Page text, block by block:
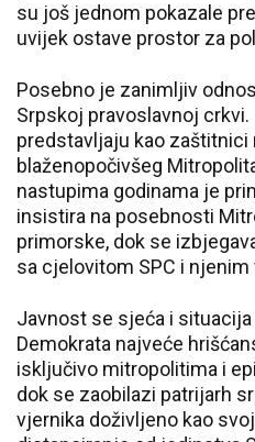
su još jednom pokazale
uvijek ostave prostor za
Posebno je zanimljiv
Srpskoj pravoslavnoj
predstavljaju kao zaštitnici
blaženopočivšeg
nastupima godinama je
insistira na posebnosti
primorske, dok se
sa cjelovitom SPC i njenim
Javnost se sjeća i
Demokrata najveće
isključivo mitropolitima i
dok se zaobilazi patrijarh
vjernika doživljeno kao